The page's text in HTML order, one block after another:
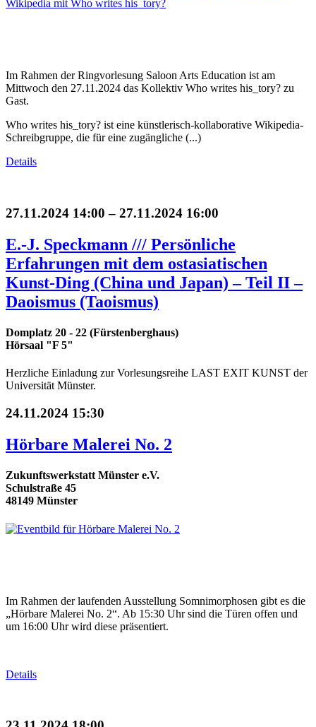
Im Rahmen der Ringvorlesung Saloon Arts Education ist am
Mittwoch den 27.11.2024 das Kollektiv Who writes his_tory? zu
Gast.
Who writes his_tory? ist eine künstlerisch-kollaborative Wikipedia-
Schreibgruppe, die für eine zugängliche (...)
Details
27.11.2024 14:00 – 27.11.2024 16:00
E.-J. Speckmann /// Persönliche
Erfahrungen mit dem ostasiatischen
Kunst-Ding (China und Japan) – Teil II –
Daoismus (Taoismus)
Domplatz 20 - 22 (Fürstenberghaus)
Hörsaal "F 5"
Herzliche Einladung zur Vorlesungsreihe LAST EXIT KUNST der
Universität Münster.
24.11.2024 15:30
Hörbare Malerei No. 2
Zukunftswerkstatt Münster e.V.
Schulstraße 45
48149 Münster
Im Rahmen der laufenden Ausstellung Somnimorphosen gibt es die
„Hörbare Malerei No. 2“. Ab 15:30 Uhr sind die Türen offen und
um 16:00 Uhr wird diese präsentiert.
Details